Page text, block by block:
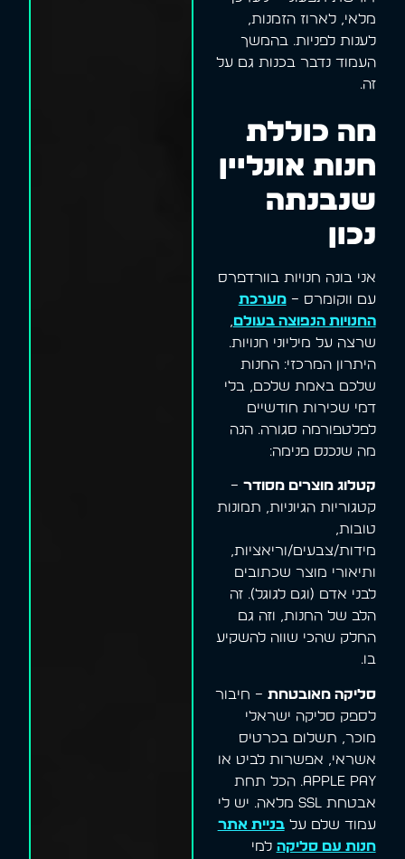
מלאי, לארוז הזמנות,
לענות לפניות. בהמשך
העמוד נדבר בכנות גם על
זה.
מה כוללת
חנות אונליין
שנבנתה
נכון
אני בונה חנויות בוורדפרס
עם ווקומרס –מערכת
החנויות הנפוצה בעולם
שרצה על מיליוני חנויות.
היתרון המרכזי: החנות
שלכם באמת שלכם, בלי
דמי שכירות חודשיים
לפלטפורמה סגורה. הנה
מה שנכנס פנימה:
קטלוג מוצרים מסודר –
קטגוריות הגיוניות, תמונות
טובות,
מידות/צבעים/וריאציות,
ותיאורי מוצר שכתובים
לבני אדם (וגם לגוגל). זה
הלב של החנות, וזה גם
החלק שהכי שווה להשקיע
בו.
סליקה מאובטחת – חיבור
לספק סליקה ישראלי
מוכר, תשלום בכרטיס
אשראי, אפשרות לביט או
Apple Pay. הכל תחת
אבטחת SSL מלאה. יש לי
עמוד שלם עלבניית אתר
חנות עם סליקה למי